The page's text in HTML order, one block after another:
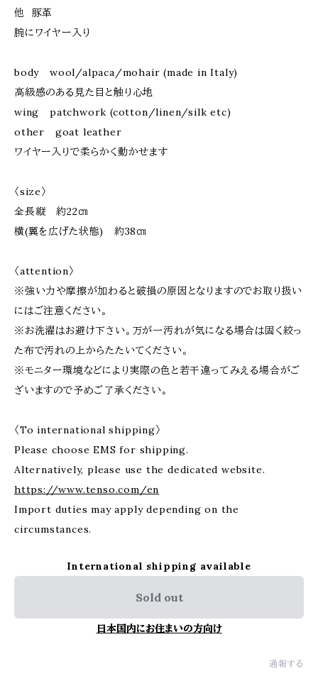
他 豚革
腕にワイヤー入り
body wool/alpaca/mohair (made in Italy)
高級感のある見た目と触り心地
wing patchwork (cotton/linen/silk etc)
other goat leather
ワイヤー入りで柔らかく動かせます
〈size〉
全長縦 約22㎝
横(翼を広げた状態) 約38㎝
〈attention〉
※強い力や摩擦が加わると破損の原因となりますのでお取り扱い
にはご注意ください。
※お洗濯はお避け下さい。万が一汚れが気になる場合は固く絞っ
た布で汚れの上からたたいてください。
※モニター環境などにより実際の色と若干違ってみえる場合がご
ざいますので予めご了承ください。
〈To international shipping〉
Please choose EMS for shipping.
Alternatively, please use the dedicated website.
https://www.tenso.com/en
Import duties may apply depending on the
circumstances.
International shipping available
Sold out
日本国内にお住まいの方向け
通報する